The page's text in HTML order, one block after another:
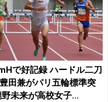
で好記録 ハードル二刀
田兼がパリ五輪標準突
未来が高校女子...